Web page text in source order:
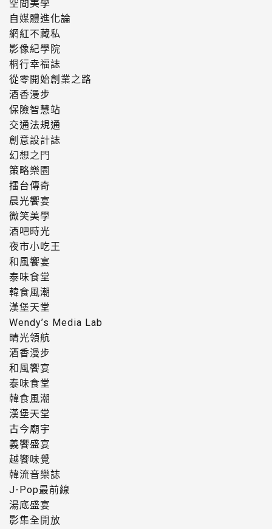
空間美學
自媒體進化論
網紅不藏私
影像紀學院
桐行幸福誌
從零開始創業之路
酒香漫步
保險智慧站
交通法規通
創意設計誌
幻想之門
策略樂園
擂台傳奇
晨光饗宴
微笑美學
酒吧時光
夜市小吃王
和風饗宴
泰味食堂
韓食風潮
漢堡天堂
Wendy’s Media Lab
晴光領航
酒香漫步
和風饗宴
泰味食堂
韓食風潮
漢堡天堂
古今廟宇
義饗盛宴
越饗味覺
韓流音樂誌
J-Pop最前線
湯底盛宴
影集全開放